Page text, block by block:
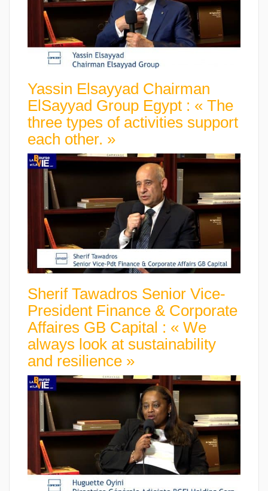
Yassin Elsayyad Chairman
ElSayyad Group Egypt : « The
three types of activities support
each other. »
Sherif Tawadros Senior Vice-
President Finance & Corporate
Affaires GB Capital : « We
always look at sustainability
and resilience »